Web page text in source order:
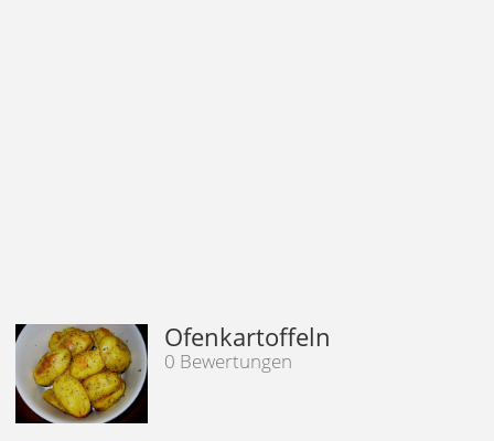
Ofenkartoffeln
0 Bewertungen